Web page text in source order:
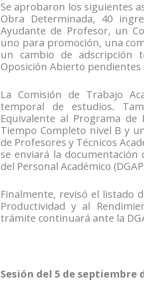
Se aprobaron los siguientes
Obra Determinada, 40
Ayudante de Profesor, un
uno para promoción, una
un cambio de adscripción
Oposición Abierto pendientes
La Comisión de Trabajo
temporal de estudios.
Equivalente al Programa de
Tiempo Completo nivel B y
de Profesores y Técnicos
se enviará la
del Personal Académico
Finalmente, revisó el listado
Productividad y al
trámite continuará ante la
Sesión del 5 de septiembre